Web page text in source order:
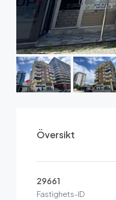
Översikt
29661
Fastighets-ID